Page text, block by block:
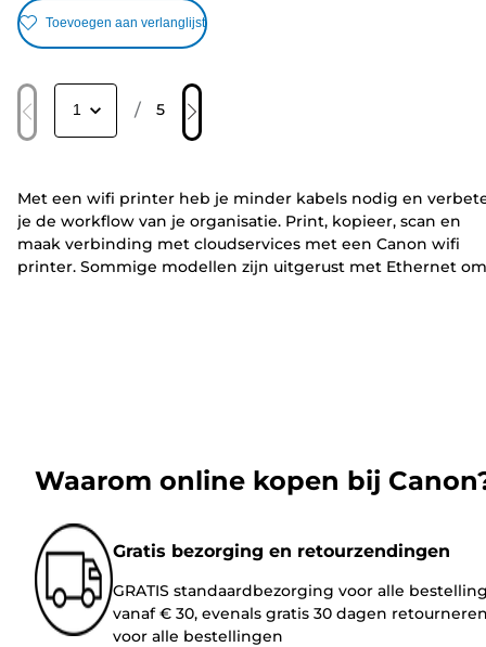
Toevoegen aan verlanglijst
/ 5
Met een wifi printer heb je minder kabels nodig en
je de workflow van je organisatie. Print, kopieer, scan en
maak verbinding met cloudservices met een Canon wifi
printer. Sommige modellen zijn uitgerust met Ethernet om
Waarom online kopen bij
Gratis bezorging en retourzendingen
GRATIS standaardbezorging voor alle
vanaf € 30, evenals gratis 30 dagen
voor alle bestellingen